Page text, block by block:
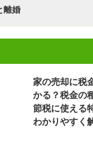
離婚
家の売却に税
かる？税金の
節税に使える
わかりやすく